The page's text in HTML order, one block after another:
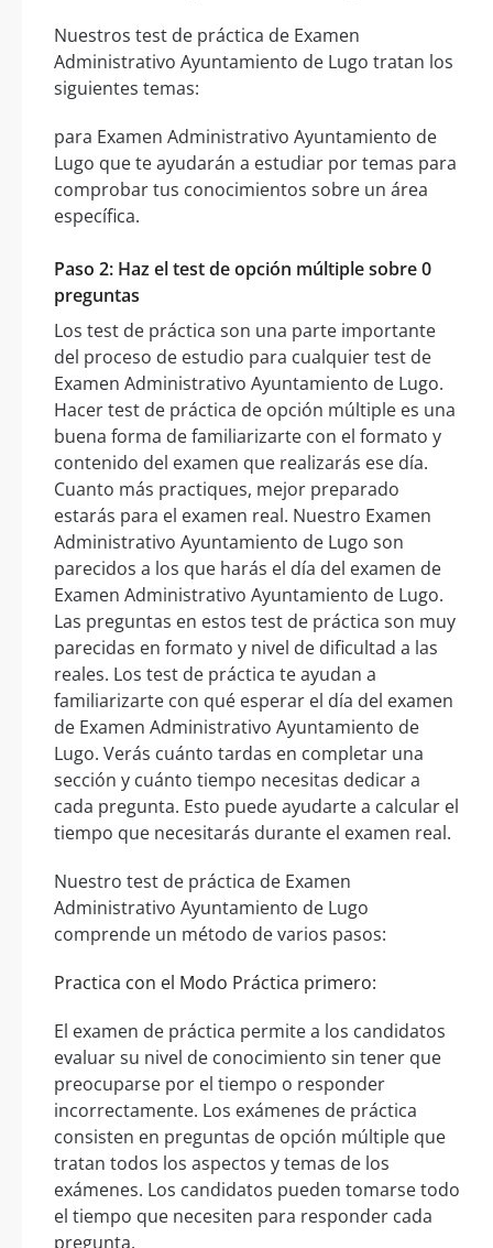
Nuestros test de práctica de Examen
Administrativo Ayuntamiento de Lugo tratan los
siguientes temas:
para Examen Administrativo Ayuntamiento de
Lugo que te ayudarán a estudiar por temas para
comprobar tus conocimientos sobre un área
específica.
Paso 2: Haz el test de opción múltiple sobre 0
preguntas
Los test de práctica son una parte importante
del proceso de estudio para cualquier test de
Examen Administrativo Ayuntamiento de Lugo.
Hacer test de práctica de opción múltiple es una
buena forma de familiarizarte con el formato y
contenido del examen que realizarás ese día.
Cuanto más practiques, mejor preparado
estarás para el examen real. Nuestro Examen
Administrativo Ayuntamiento de Lugo son
parecidos a los que harás el día del examen de
Examen Administrativo Ayuntamiento de Lugo.
Las preguntas en estos test de práctica son muy
parecidas en formato y nivel de dificultad a las
reales. Los test de práctica te ayudan a
familiarizarte con qué esperar el día del examen
de Examen Administrativo Ayuntamiento de
Lugo. Verás cuánto tardas en completar una
sección y cuánto tiempo necesitas dedicar a
cada pregunta. Esto puede ayudarte a calcular el
tiempo que necesitarás durante el examen real.
Nuestro test de práctica de Examen
Administrativo Ayuntamiento de Lugo
comprende un método de varios pasos:
Practica con el Modo Práctica primero:
El examen de práctica permite a los candidatos
evaluar su nivel de conocimiento sin tener que
preocuparse por el tiempo o responder
incorrectamente. Los exámenes de práctica
consisten en preguntas de opción múltiple que
tratan todos los aspectos y temas de los
exámenes. Los candidatos pueden tomarse todo
el tiempo que necesiten para responder cada
pregunta.